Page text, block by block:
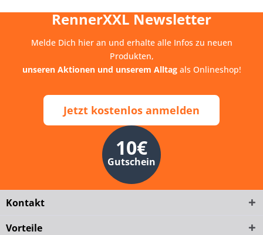
RennerXXL Newsletter
Melde Dich hier an und erhalte alle Infos zu neuen
Produkten,
unseren Aktionen und unserem Alltagals Onlineshop!
Jetzt kostenlos anmelden
10€
Gutschein
Kontakt
Vorteile